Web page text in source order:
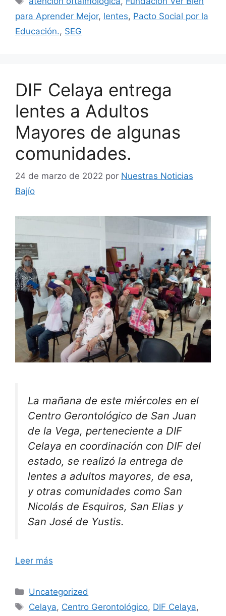
para Aprender Mejor, lentes, Pacto Social por la
Educación., SEG
DIF Celaya entrega
lentes a Adultos
Mayores de algunas
comunidades.
24 de marzo de 2022 por Nuestras Noticias
Bajío
La mañana de este miércoles en el
Centro Gerontológico de San Juan
de la Vega, perteneciente a DIF
Celaya en coordinación con DIF del
estado, se realizó la entrega de
lentes a adultos mayores, de esa,
y otras comunidades como San
Nicolás de Esquiros, San Elias y
San José de Yustis.
Leer más
Categorías
Uncategorized
Etiquetas
Celaya, Centro Gerontológico, DIF Celaya,